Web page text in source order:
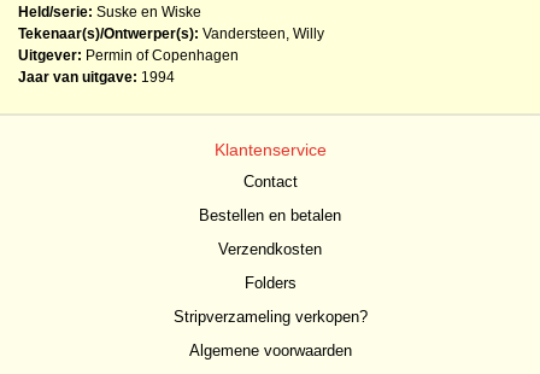
Held/serie: Suske en Wiske
Tekenaar(s)/Ontwerper(s): Vandersteen, Willy
Uitgever: Permin of Copenhagen
Jaar van uitgave: 1994
Klantenservice
Contact
Bestellen en betalen
Verzendkosten
Folders
Stripverzameling verkopen?
Algemene voorwaarden